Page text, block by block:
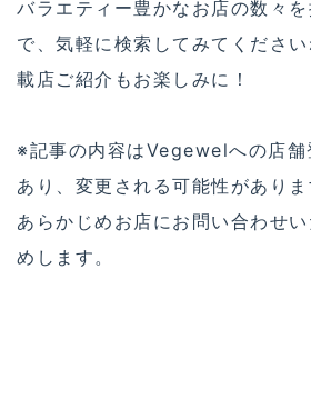
バラエティー豊かなお店の数々
で、気軽に検索してみてくださ
載店ご紹介もお楽しみに！
※記事の内容はVegewelへの店舗
あり、変更される可能性がありま
あらかじめお店にお問い合わせ
めします。